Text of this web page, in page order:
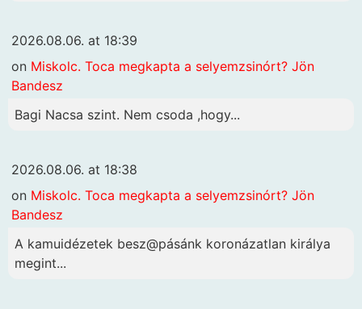
2026.08.06. at 18:39
on Miskolc. Toca megkapta a selyemzsinórt? Jön
Bandesz
Bagi Nacsa szint. Nem csoda ,hogy...
2026.08.06. at 18:38
on Miskolc. Toca megkapta a selyemzsinórt? Jön
Bandesz
A kamuidézetek besz@pásánk koronázatlan királya
megint...